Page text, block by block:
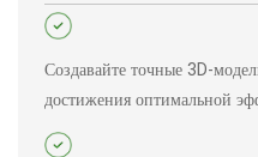
Создавайте точные 3D-
достижения оптимальной